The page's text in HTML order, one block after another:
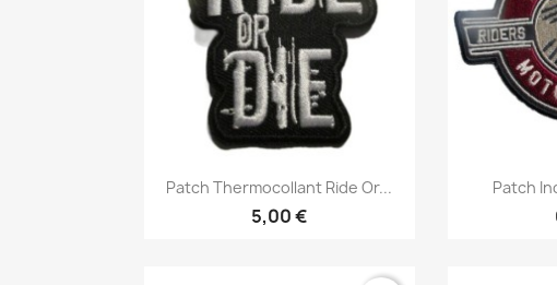
Aperçu rapide
Patch Thermocollant Ride Or...
5,00 €

Patch